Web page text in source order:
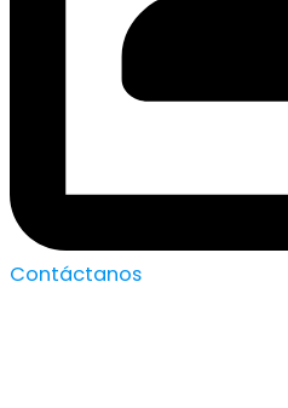
Contáctanos